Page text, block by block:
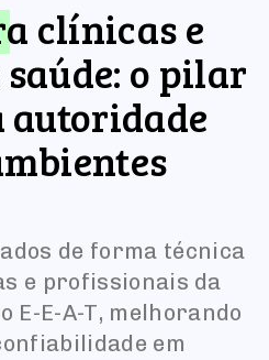
clínicas e
o pilar
de forma técnica
e profissionais da
E-E-A-T, melhorando
em